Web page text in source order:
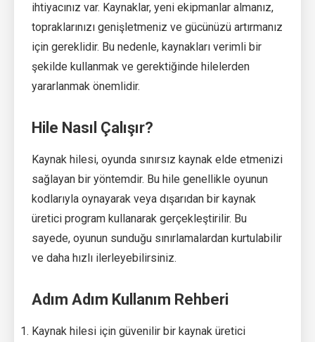
ihtiyacınız var. Kaynaklar, yeni ekipmanlar almanız,
topraklarınızı genişletmeniz ve gücünüzü artırmanız
için gereklidir. Bu nedenle, kaynakları verimli bir
şekilde kullanmak ve gerektiğinde hilelerden
yararlanmak önemlidir.
Hile Nasıl Çalışır?
Kaynak hilesi, oyunda sınırsız kaynak elde etmenizi
sağlayan bir yöntemdir. Bu hile genellikle oyunun
kodlarıyla oynayarak veya dışarıdan bir kaynak
üretici program kullanarak gerçekleştirilir. Bu
sayede, oyunun sunduğu sınırlamalardan kurtulabilir
ve daha hızlı ilerleyebilirsiniz.
Adım Adım Kullanım Rehberi
Kaynak hilesi için güvenilir bir kaynak üretici